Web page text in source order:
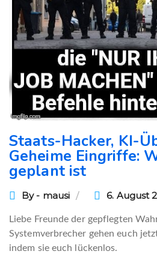
Staats-Hacker, KI-
Geheime Eingriffe:
geplant ist
By - mausi 6. August
Liebe Freunde der gepflegten
Systemverbrecher gehen euch
indem sie euch lückenlos.